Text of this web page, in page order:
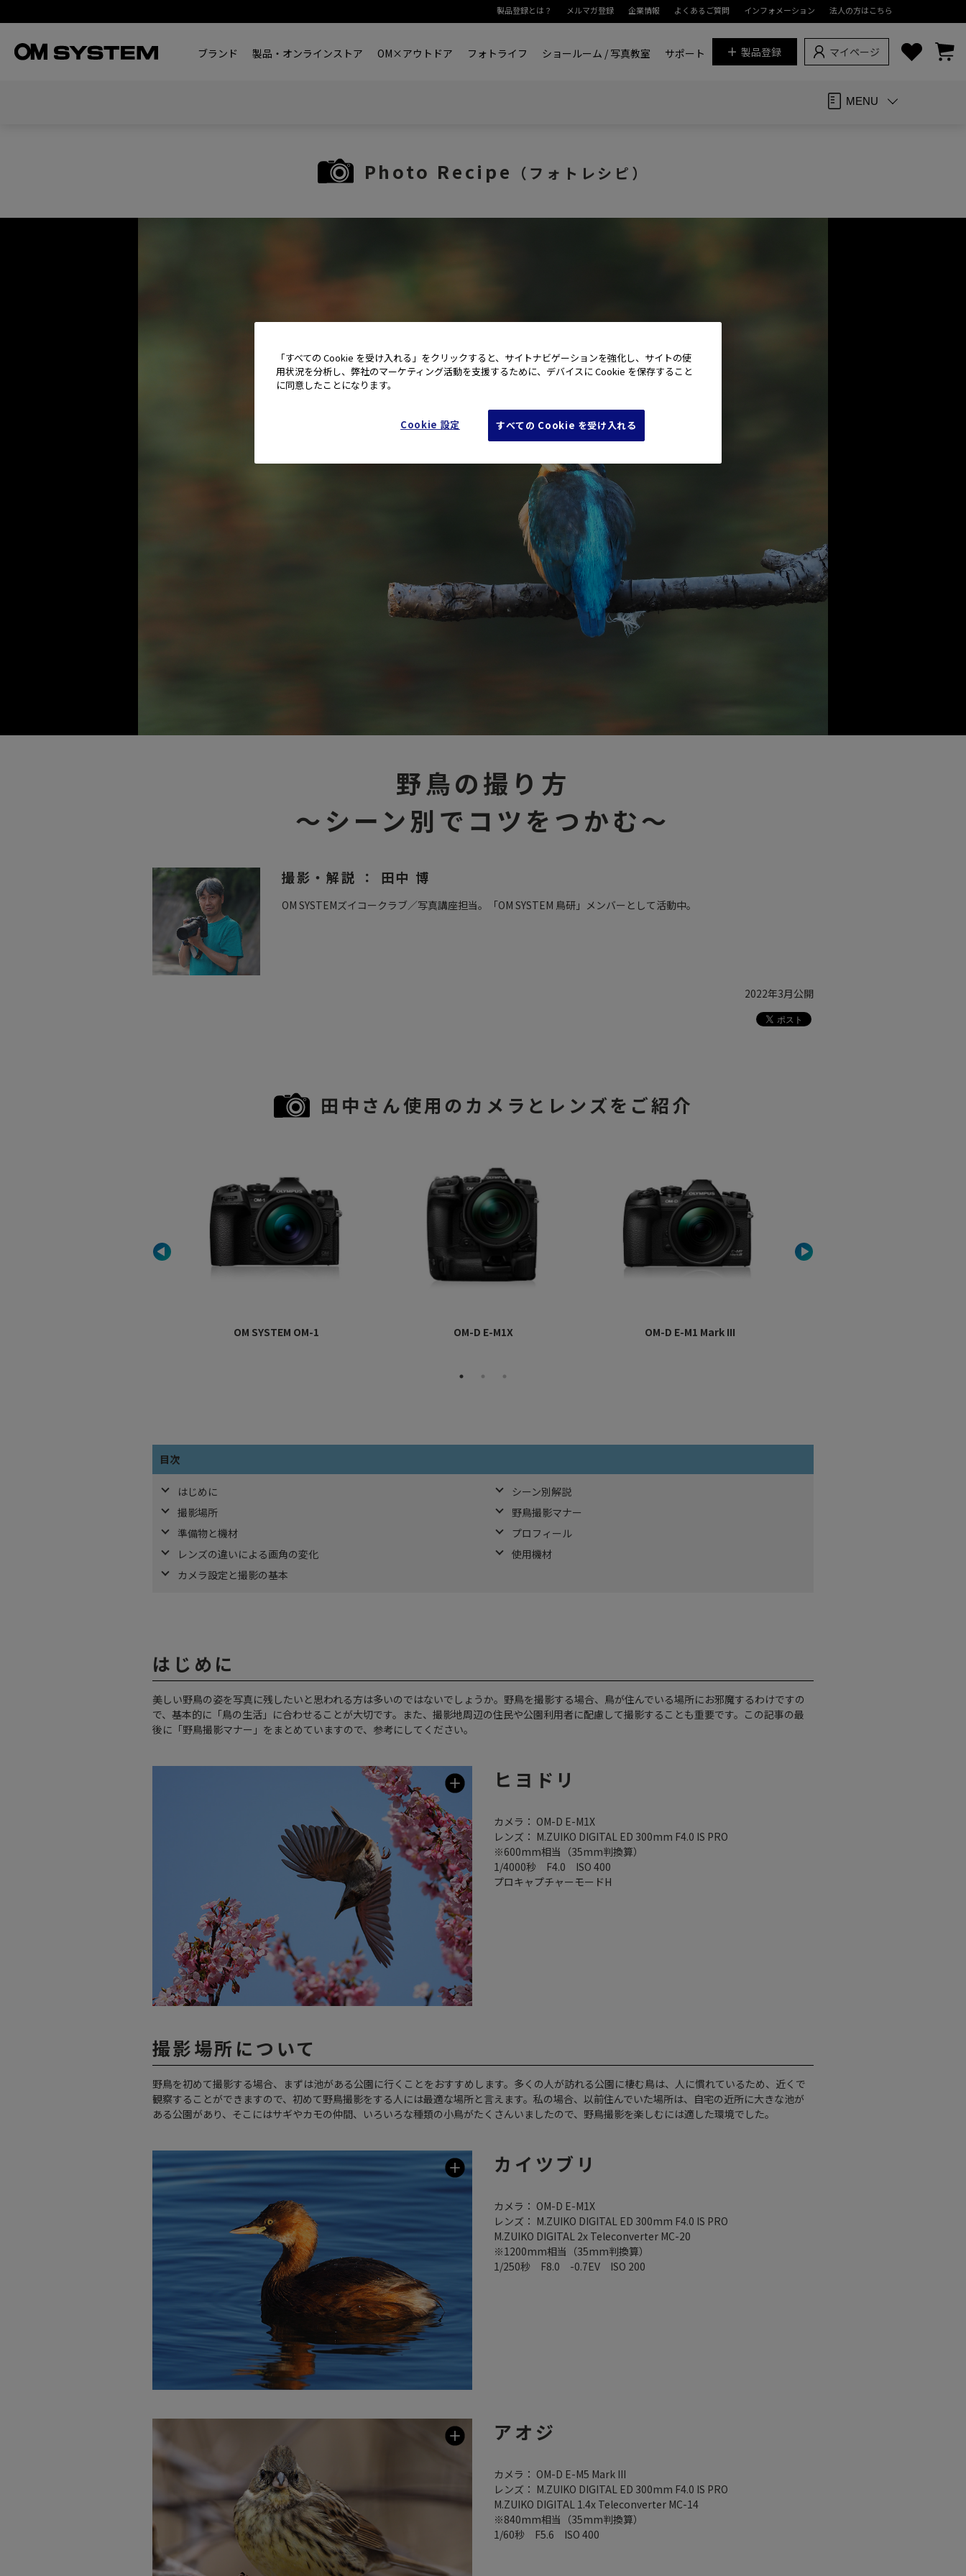
製品登録とは？ メルマガ登録 企業情報 よくあるご質問 インフォメーション 法人の方はこちら
ブランド 製品・オンラインストア OM×アウトドア フォトライフ ショールーム / 写真教室 サポート 製品登録 マイページ
MENU
Photo Recipe （フォトレシピ）
野鳥の撮り方
～シーン別でコツをつかむ～
撮影・解説 ： 田中 博
OM SYSTEMズイコークラブ／写真講座担当。「OM SYSTEM 鳥研」メンバーとして活動中。
2022年3月公開
田中さん使用のカメラと レンズをご紹介
OM SYSTEM OM-1 OM-D E-M1X OM-D E-M1 Mark III
目次
はじめに
撮影場所
準備物と機材
レンズの違いによる画角の変化
カメラ設定と撮影の基本
シーン別解説
野鳥撮影マナー
プロフィール
使用機材
はじめに
美しい野鳥の姿を写真に残したいと思われる方は多いのではないでしょうか。野鳥を撮影する場合、鳥が住んでいる場所にお邪魔するわけですの
で、基本的に「鳥の生活」に合わせることが大切です。また、撮影地周辺の住民や公園利用者に配慮して撮影することも重要です。この記事の最
後に「野鳥撮影マナー」をまとめていますので、参考にしてください。
ヒヨドリ
カメラ： OM-D E-M1X
レンズ： M.ZUIKO DIGITAL ED 300mm F4.0 IS PRO
※600mm相当（35mm判換算）
1/4000秒 F4.0 ISO 400
プロキャプチャーモードH
撮影場所について
野鳥を初めて撮影する場合、まずは池がある公園に行くことをおすすめします。多くの人が訪れる公園に棲む鳥は、人に慣れているため、近くで
観察することができますので、初めて野鳥撮影をする人には最適な場所と言えます。私の場合、以前住んでいた場所は、自宅の近所に大きな池が
ある公園があり、そこにはサギやカモの仲間、いろいろな種類の小鳥がたくさんいましたので、野鳥撮影を楽しむには適した環境でした。
カイツブリ
カメラ： OM-D E-M1X
レンズ： M.ZUIKO DIGITAL ED 300mm F4.0 IS PRO
M.ZUIKO DIGITAL 2x Teleconverter MC-20
※1200mm相当（35mm判換算）
1/250秒 F8.0 -0.7EV ISO 200
アオジ
カメラ： OM-D E-M5 Mark III
レンズ： M.ZUIKO DIGITAL ED 300mm F4.0 IS PRO
M.ZUIKO DIGITAL 1.4x Teleconverter MC-14
※840mm相当（35mm判換算）
1/60秒 F5.6 ISO 400
「すべての Cookie を受け入れる」をクリックすると、サイトナビゲーションを強化し、サイトの使
用状況を分析し、弊社のマーケティング活動を支援するために、デバイスに Cookie を保存すること
に同意したことになります。
Cookie 設定 すべての Cookie を受け入れる